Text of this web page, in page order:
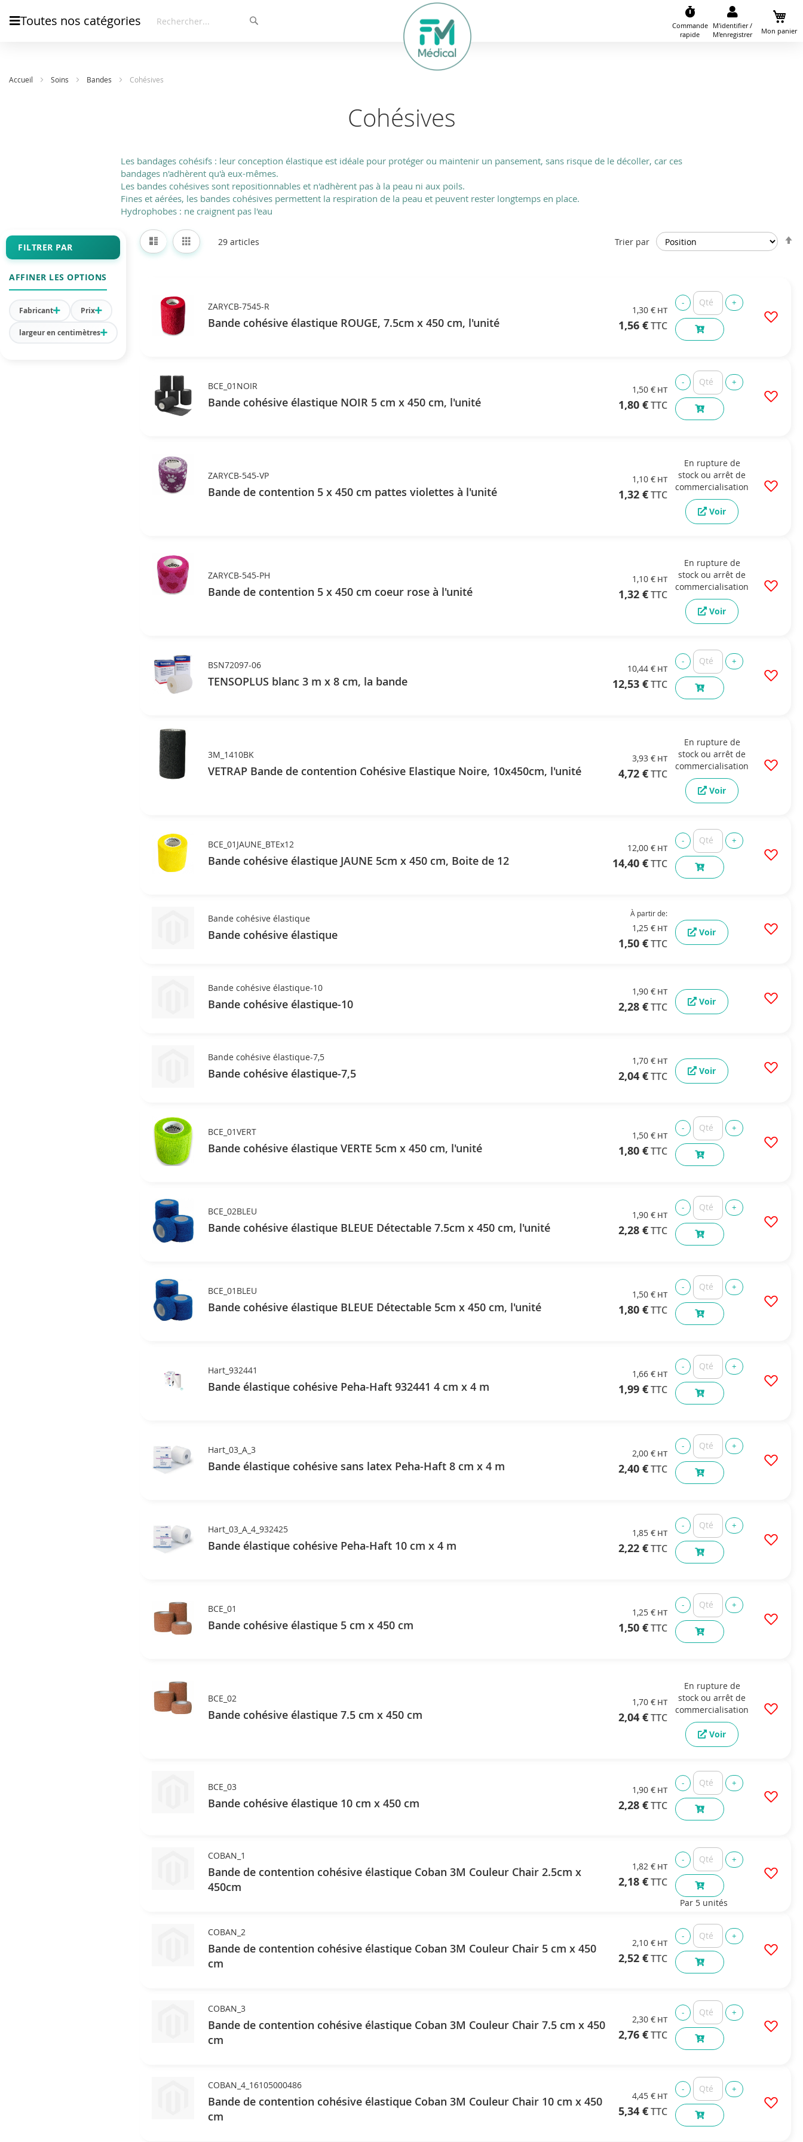
Toutes nos catégories
Commande
rapide
Mon panier
M'identifier /
M'enregistrer
Accueil Soins Bandes Cohésives
Cohésives
Les bandages cohésifs : leur conception élastique est idéale pour protéger ou maintenir un pansement, sans risque de le décoller, car ces
bandages n'adhèrent qu'à eux-mêmes.
Les bandes cohésives sont repositionnables et n'adhèrent pas à la peau ni aux poils.
Fines et aérées, les bandes cohésives permettent la respiration de la peau et peuvent rester longtemps en place.
Hydrophobes : ne craignent pas l'eau
Afficher
en
Liste Grille 29 articles Trier par
ZARYCB-7545-R
Bande cohésive élastique ROUGE, 7.5cm x 450 cm, l'unité
1,30 €
1,56 €
BCE_01NOIR
Bande cohésive élastique NOIR 5 cm x 450 cm, l'unité
1,50 €
1,80 €
ZARYCB-545-VP
Bande de contention 5 x 450 cm pattes violettes à l'unité
1,10 €
1,32 €
En rupture de
stock ou arrêt de
commercialisation
Voir
ZARYCB-545-PH
Bande de contention 5 x 450 cm coeur rose à l'unité
1,10 €
1,32 €
En rupture de
stock ou arrêt de
commercialisation
Voir
BSN72097-06
TENSOPLUS blanc 3 m x 8 cm, la bande
10,44 €
12,53 €
3M_1410BK
VETRAP Bande de contention Cohésive Elastique Noire, 10x450cm, l'unité
3,93 €
4,72 €
En rupture de
stock ou arrêt de
commercialisation
Voir
BCE_01JAUNE_BTEx12
Bande cohésive élastique JAUNE 5cm x 450 cm, Boite de 12
12,00 €
14,40 €
Bande cohésive élastique
Bande cohésive élastique
À partir de
1,25 €
1,50 €
Voir
Bande cohésive élastique-10
Bande cohésive élastique-10
1,90 €
2,28 € Voir
Bande cohésive élastique-7,5
Bande cohésive élastique-7,5
1,70 €
2,04 € Voir
BCE_01VERT
Bande cohésive élastique VERTE 5cm x 450 cm, l'unité
1,50 €
1,80 €
BCE_02BLEU
Bande cohésive élastique BLEUE Détectable 7.5cm x 450 cm, l'unité
1,90 €
2,28 €
BCE_01BLEU
Bande cohésive élastique BLEUE Détectable 5cm x 450 cm, l'unité
1,50 €
1,80 €
Hart_932441
Bande élastique cohésive Peha-Haft 932441 4 cm x 4 m
1,66 €
1,99 €
Hart_03_A_3
Bande élastique cohésive sans latex Peha-Haft 8 cm x 4 m
2,00 €
2,40 €
Hart_03_A_4_932425
Bande élastique cohésive Peha-Haft 10 cm x 4 m
1,85 €
2,22 €
BCE_01
Bande cohésive élastique 5 cm x 450 cm
1,25 €
1,50 €
BCE_02
Bande cohésive élastique 7.5 cm x 450 cm
1,70 €
2,04 €
En rupture de
stock ou arrêt de
commercialisation
Voir
BCE_03
Bande cohésive élastique 10 cm x 450 cm
1,90 €
2,28 €
COBAN_1
Bande de contention cohésive élastique Coban 3M Couleur Chair 2.5cm x
450cm
1,82 €
2,18 €
Par 5 unités
COBAN_2
Bande de contention cohésive élastique Coban 3M Couleur Chair 5 cm x 450
cm
2,10 €
2,52 €
COBAN_3
Bande de contention cohésive élastique Coban 3M Couleur Chair 7.5 cm x 450
cm
2,30 €
2,76 €
COBAN_4_16105000486
Bande de contention cohésive élastique Coban 3M Couleur Chair 10 cm x 450
cm
4,45 €
5,34 €
FILTRER PAR
AFFINER LES OPTIONS
Fabricant Prix
largeur en centimètres